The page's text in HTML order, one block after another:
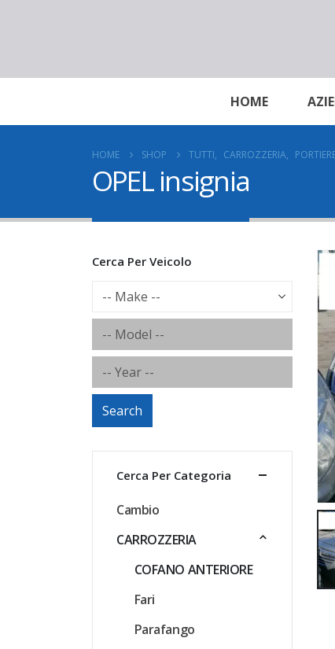
HOME
HOME SHOP TUTTI, CARROZZERIA,
OPEL insignia
Cerca Per Veicolo
Search
Cerca Per Categoria
Cambio
CARROZZERIA
COFANO ANTERIORE
Fari
Parafango